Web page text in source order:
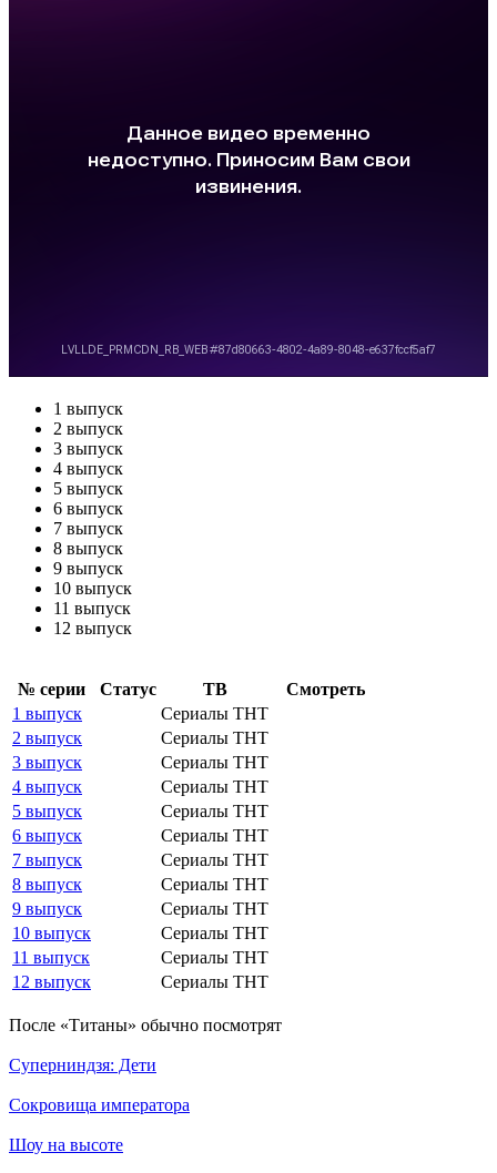
1 выпуск
2 выпуск
3 выпуск
4 выпуск
5 выпуск
6 выпуск
7 выпуск
8 выпуск
9 выпуск
10 выпуск
11 выпуск
12 выпуск
№ се­рии Ста­тус ТВ
Смот­реть
1 выпуск
Сериалы ТНТ
2 выпуск
Сериалы ТНТ
3 выпуск
Сериалы ТНТ
4 выпуск
Сериалы ТНТ
5 выпуск
Сериалы ТНТ
6 выпуск
Сериалы ТНТ
7 выпуск
Сериалы ТНТ
8 выпуск
Сериалы ТНТ
9 выпуск
Сериалы ТНТ
10 выпуск
Сериалы ТНТ
11 выпуск
Сериалы ТНТ
12 выпуск
Сериалы ТНТ
По­сле «Титаны» обыч­но по­смот­рят
Суперниндзя: Дети
Сокровища императора
Шоу на высоте